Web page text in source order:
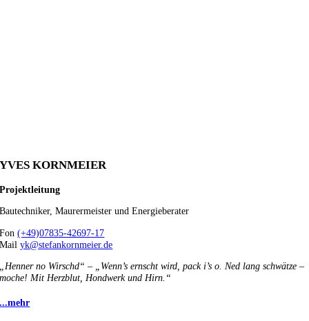
YVES KORNMEIER
Projektleitung
Bautechniker, Maurermeister und Energieberater
Fon(+49)07835-42697-17
Mailyk@stefankornmeier.de
„Henner no Wirschd“ – „Wenn’s ernscht wird, pack i’s o. Ned lang schwätze –
moche! Mit Herzblut, Hondwerk und Hirn.“
...mehr